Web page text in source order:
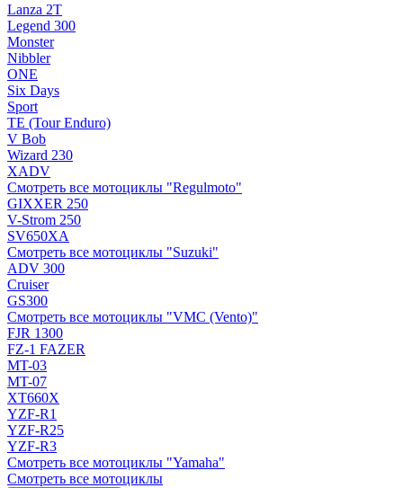
Lanza 2T
Legend 300
Monster
Nibbler
ONE
Six Days
Sport
TE (Tour Enduro)
V Bob
Wizard 230
XADV
Смотреть все мотоциклы "Regulmoto"
GIXXER 250
V-Strom 250
SV650XA
Смотреть все мотоциклы "Suzuki"
ADV 300
Cruiser
GS300
Смотреть все мотоциклы "VMC (Vento)"
FJR 1300
FZ-1 FAZER
MT-03
MT-07
XT660X
YZF-R1
YZF-R25
YZF-R3
Смотреть все мотоциклы "Yamaha"
Смотреть все мотоциклы